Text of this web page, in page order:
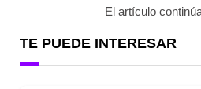
El artículo
TE PUEDE INTERESAR